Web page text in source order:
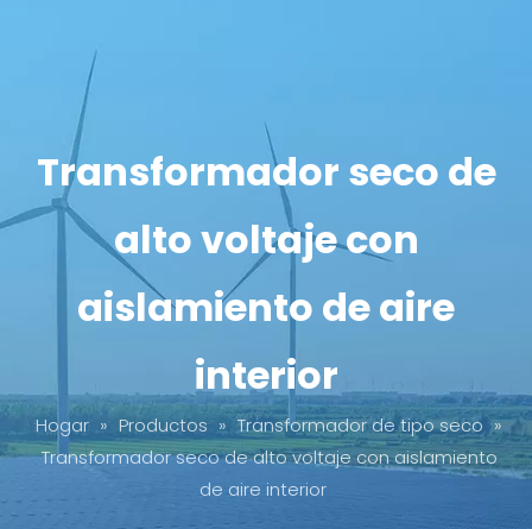
Transformador seco de
alto voltaje con
aislamiento de aire
interior
Hogar » Productos » Transformador de tipo seco »
Transformador seco de alto voltaje con aislamiento
de aire interior